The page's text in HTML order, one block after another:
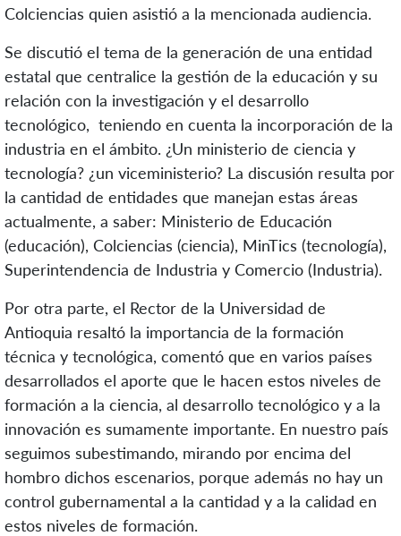
Colciencias quien asistió a la mencionada audiencia.
Se discutió el tema de la generación de una entidad
estatal que centralice la gestión de la educación y su
relación con la investigación y el desarrollo
tecnológico, teniendo en cuenta la incorporación de la
industria en el ámbito. ¿Un ministerio de ciencia y
tecnología? ¿un viceministerio? La discusión resulta por
la cantidad de entidades que manejan estas áreas
actualmente, a saber: Ministerio de Educación
(educación), Colciencias (ciencia), MinTics (tecnología),
Superintendencia de Industria y Comercio (Industria).
Por otra parte, el Rector de la Universidad de
Antioquia resaltó la importancia de la formación
técnica y tecnológica, comentó que en varios países
desarrollados el aporte que le hacen estos niveles de
formación a la ciencia, al desarrollo tecnológico y a la
innovación es sumamente importante. En nuestro país
seguimos subestimando, mirando por encima del
hombro dichos escenarios, porque además no hay un
control gubernamental a la cantidad y a la calidad en
estos niveles de formación.